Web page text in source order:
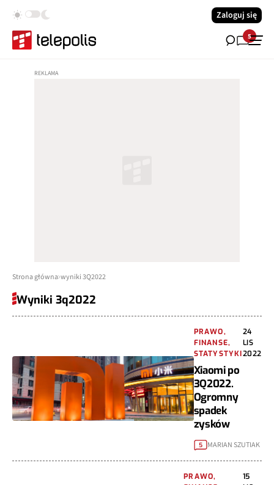
Zaloguj się
5
Strona główna wyniki 3Q2022
Wyniki 3q2022
PRAWO,
FINANSE,
STATYSTYKI
24
LIS
2022
Xiaomi po
3Q2022.
Ogromny
spadek
zysków
5 MARIAN SZUTIAK
PRAWO,
15